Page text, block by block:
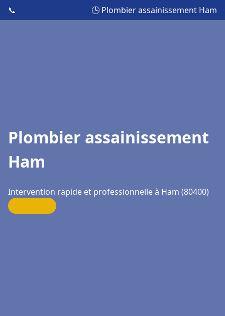
📞 🕒 Plombier assainissement Ham
Plombier assainissement
Ham
Intervention rapide et professionnelle à Ham (80400)